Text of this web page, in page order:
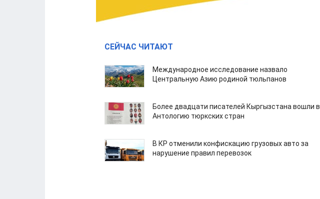
СЕЙЧАС ЧИТАЮТ
Международное исследование назвало
Центральную Азию родиной тюльпанов
Более двадцати писателей Кыргызстана вошли в
Антологию тюркских стран
В КР отменили конфискацию грузовых авто за
нарушение правил перевозок